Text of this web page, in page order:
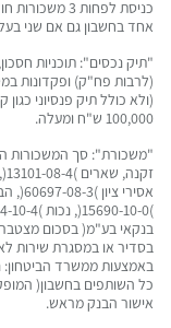
אחד בחשבון גם אם שני
"תיק נכסים": תוכניות
(לרבות פח"ק) ופקדונות
(ולא כולל תיק פנסיוני
100,000 ש"ח ומעלה.
"משכורת": סך המשכורות
בסדיר או במסגרת שירות
כל השותפים בחשבון(
אישור הבנק מראש.